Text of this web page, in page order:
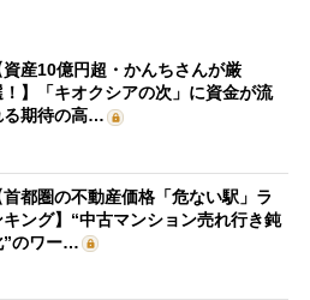
資産10億円超・かんちさんが厳
！】「キオクシアの次」に資金が流
る期待の高…
首都圏の不動産価格「危ない駅」ラ
キング】“中古マンション売れ行き鈍
”のワー…